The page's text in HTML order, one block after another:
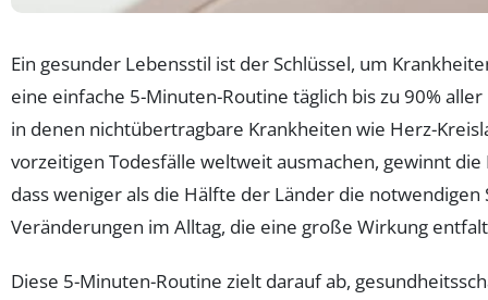
Ein gesunder Lebensstil ist der Schlüssel, um
eine einfache 5-Minuten-Routine täglich bis zu 90%
in denen nichtübertragbare Krankheiten wie Herz-
vorzeitigen Todesfälle weltweit ausmachen, gewinnt
dass weniger als die Hälfte der Länder die
Veränderungen im Alltag, die eine große Wirkung
Diese 5-Minuten-Routine zielt darauf ab,